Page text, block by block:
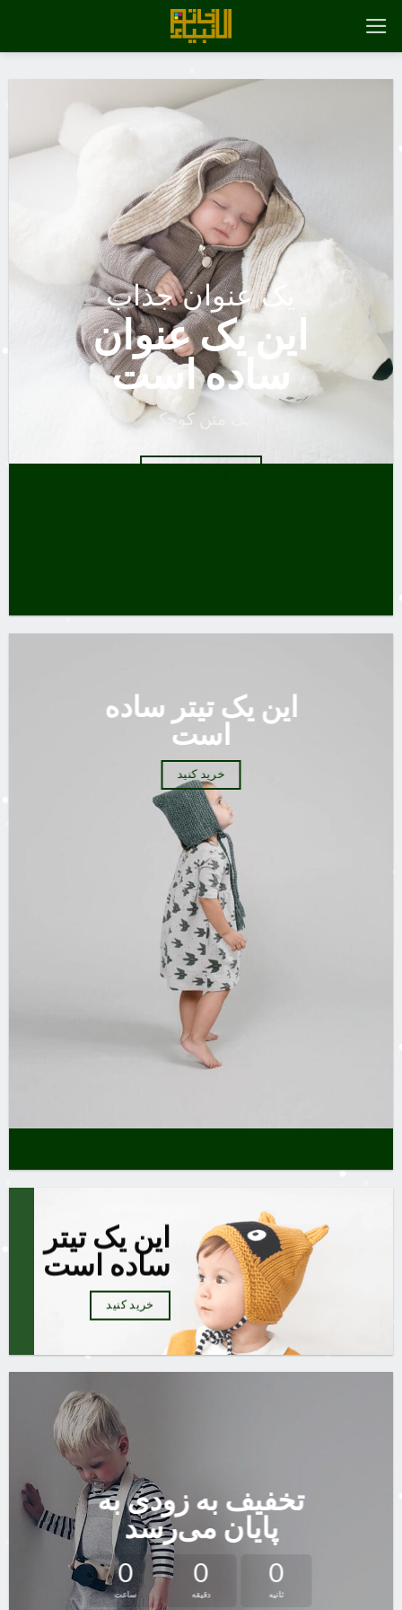
یک عنوان جذاب
این یک عنوان
ساده است
یک متن کوچک
این یک تیتر ساده
است
خرید کنید
این یک تیتر
ساده است
خرید کنید
تخفیف به زودی به
پایان می‌رسد
0
ساعت
0
دقیقه
0
ثانیه